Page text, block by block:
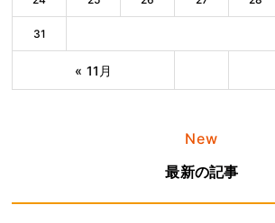
« 11月
31
New
最新の記事